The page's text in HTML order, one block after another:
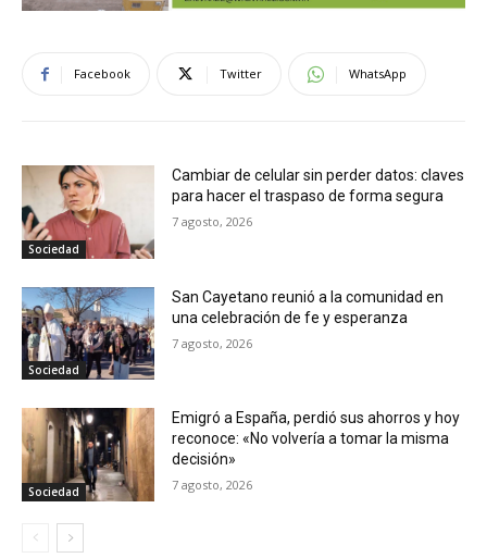
Facebook Twitter WhatsApp
Sociedad
Cambiar de celular sin perder datos: claves
para hacer el traspaso de forma segura
7 agosto, 2026
Sociedad
San Cayetano reunió a la comunidad en
una celebración de fe y esperanza
7 agosto, 2026
Sociedad
Emigró a España, perdió sus ahorros y hoy
reconoce: «No volvería a tomar la misma
decisión»
7 agosto, 2026